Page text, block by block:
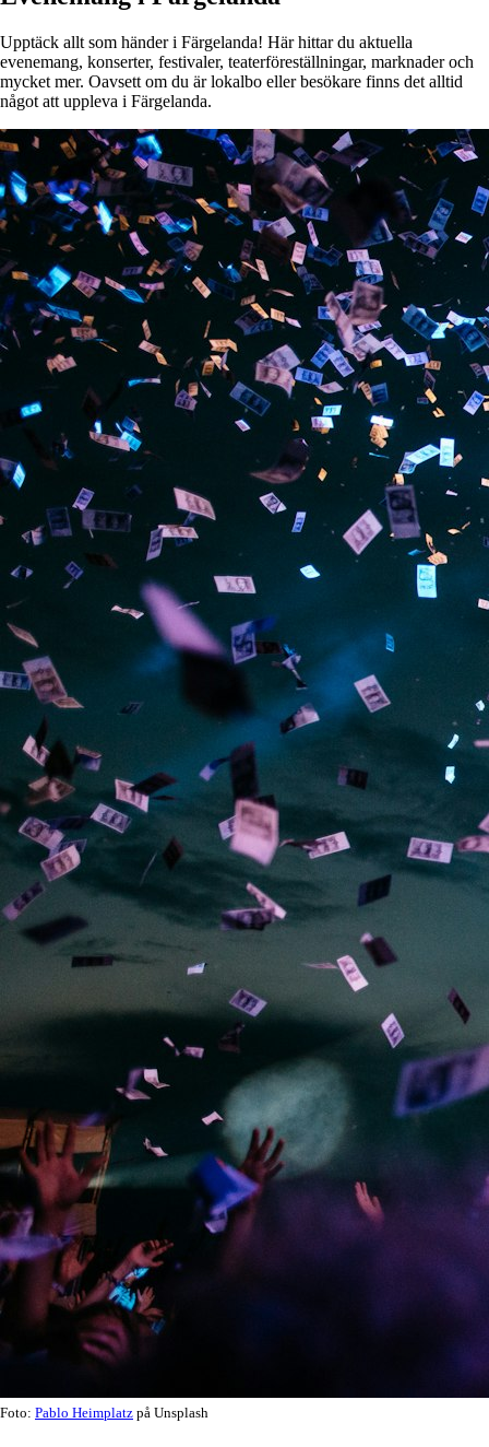
Upptäck allt som händer i Färgelanda! Här hittar du aktuella
evenemang, konserter, festivaler, teaterföreställningar, marknader och
mycket mer. Oavsett om du är lokalbo eller besökare finns det alltid
något att uppleva i Färgelanda.
Foto: Pablo Heimplatz på Unsplash